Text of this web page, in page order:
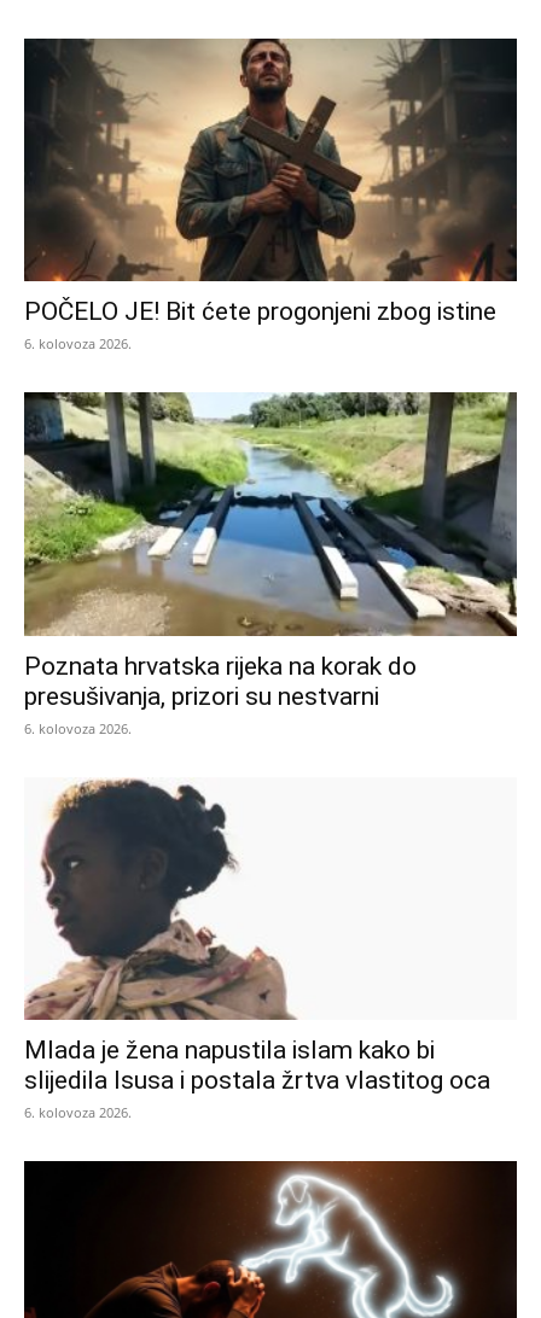
POČELO JE! Bit ćete progonjeni zbog istine
6. kolovoza 2026.
Poznata hrvatska rijeka na korak do
presušivanja, prizori su nestvarni
6. kolovoza 2026.
Mlada je žena napustila islam kako bi
slijedila Isusa i postala žrtva vlastitog oca
6. kolovoza 2026.